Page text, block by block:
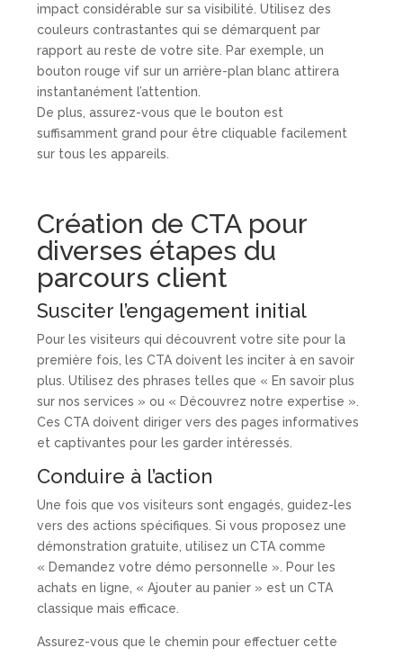
impact considérable sur sa visibilité. Utilisez des
couleurs contrastantes qui se démarquent par
rapport au reste de votre site. Par exemple, un
bouton rouge vif sur un arrière-plan blanc attirera
instantanément l’attention.
De plus, assurez-vous que le bouton est
suffisamment grand pour être cliquable facilement
sur tous les appareils.
Création de CTA pour
diverses étapes du
parcours client
Susciter l’engagement initial
Pour les visiteurs qui découvrent votre site pour la
première fois, les CTA doivent les inciter à en savoir
plus. Utilisez des phrases telles que « En savoir plus
sur nos services » ou « Découvrez notre expertise ».
Ces CTA doivent diriger vers des pages informatives
et captivantes pour les garder intéressés.
Conduire à l’action
Une fois que vos visiteurs sont engagés, guidez-les
vers des actions spécifiques. Si vous proposez une
démonstration gratuite, utilisez un CTA comme
« Demandez votre démo personnelle ». Pour les
achats en ligne, « Ajouter au panier » est un CTA
classique mais efficace.
Assurez-vous que le chemin pour effectuer cette